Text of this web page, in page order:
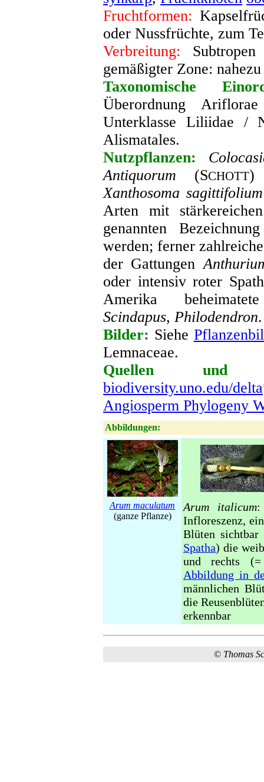
Fruchtformen:
oder Nussfrüchte, zum
Verbreitung:
gemäßigter Zone:
Taxonomische
Überordnung
Unterklasse Liliidae /
Alismatales.
Nutzpflanzen:
Antiquorum (SCHOTT)
Xanthosoma sagittifolium
Arten mit
genannten
werden; ferner
der Gattungen
oder intensiv roter
Amerika
Scindapus, Philodendron.
Bilder: Siehe
Lemnaceae.
Quellen und
biodiversity.uno.edu/delta
Angiosperm Phylogeny
Abbildungen:
Arum maculatum
(ganze Pflanze)
Arum italicum
Infloreszenz,
Blüten
Spatha) die
und rechts (=
Abbildung in
männlichen
die
erkennbar
© Thomas